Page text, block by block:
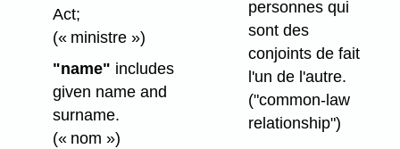
Act;
(« ministre »)
"name" includes
given name and
surname.
(« nom »)
personnes qui
sont des
conjoints de fait
l'un de l'autre.
("common-law
relationship")